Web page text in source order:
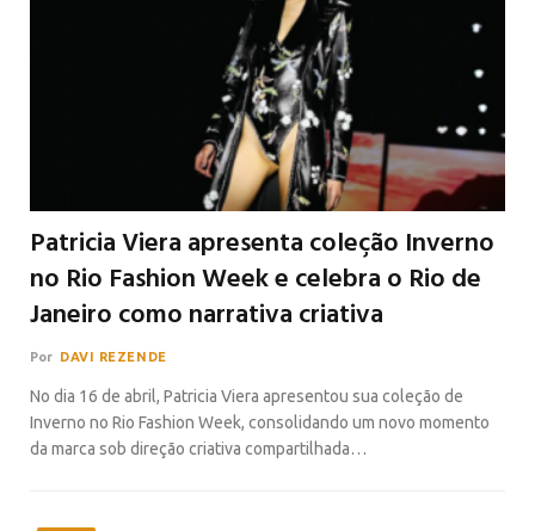
Patricia Viera apresenta coleção Inverno
no Rio Fashion Week e celebra o Rio de
Janeiro como narrativa criativa
Por DAVI REZENDE
No dia 16 de abril, Patricia Viera apresentou sua coleção de
Inverno no Rio Fashion Week, consolidando um novo momento
da marca sob direção criativa compartilhada…